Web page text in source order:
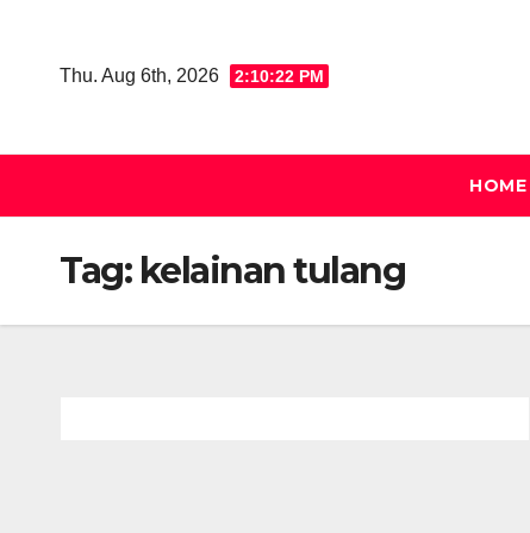
Thu. Aug 6th, 2026 2:10:22 PM
HOME
Tag: kelainan tulang